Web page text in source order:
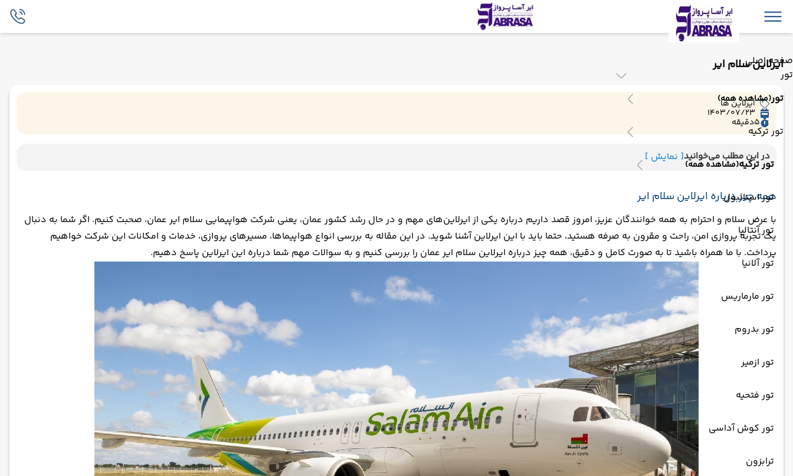
صفحه اصلی
تور
تور(مشاهده همه)
تور ترکیه
تور ترکیه(مشاهده همه)
تور استانبول
تور آنتالیا
تور آلانیا
تور مارماریس
تور بدروم
تور ازمیر
تور فتحیه
تور کوش آداسی
ترابزون
ایرلاین سلام ایر
ایرلاین ها
1403/07/23
5دقیقه
در این مطلب می‌خوانید[ نمایش ]
همه چیز درباره ایرلاین سلام ایر
با عرض سلام و احترام به همه خوانندگان عزیز، امروز قصد داریم درباره یکی از ایرلاین‌های مهم و در حال رشد کشور عمان، یعنی شرکت هواپیمایی سلام ایر عمان، صحبت کنیم. اگر شما به دنبال
یک تجربه پروازی امن، راحت و مقرون‌ به‌ صرفه هستید، حتما باید با این ایرلاین آشنا شوید. در این مقاله به بررسی انواع هواپیماها، مسیرهای پروازی، خدمات و امکانات این شرکت خواهیم
پرداخت. با ما همراه باشید تا به صورت کامل و دقیق، همه چیز درباره ایرلاین سلام ایر عمان را بررسی کنیم و به سوالات مهم شما درباره این ایرلاین پاسخ دهیم.